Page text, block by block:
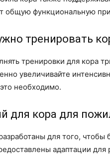
общую функциональную
тренировать
тренировки для кора
увеличивайте
необходимо.
для кора для
для того,
адаптации для